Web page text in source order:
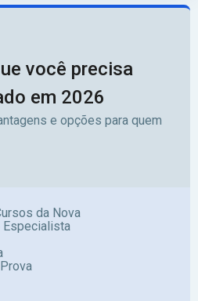
você precisa
em 2026
e opções para quem
da Nova
Especialista